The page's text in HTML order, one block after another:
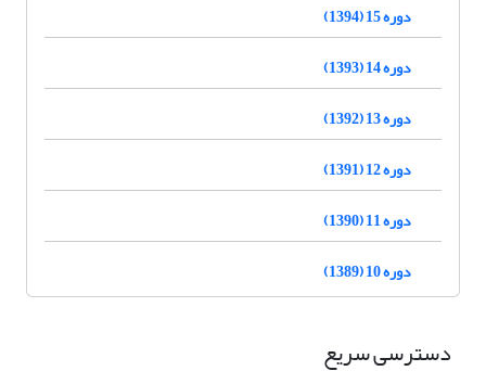
دوره 15 (1394)
دوره 14 (1393)
دوره 13 (1392)
دوره 12 (1391)
دوره 11 (1390)
دوره 10 (1389)
دسترسی سریع